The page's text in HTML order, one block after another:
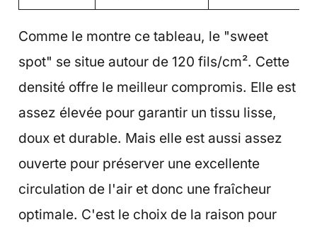
Comme le montre ce tableau, le "sweet
spot" se situe autour de 120 fils/cm². Cette
densité offre le meilleur compromis. Elle est
assez élevée pour garantir un tissu lisse,
doux et durable. Mais elle est aussi assez
ouverte pour préserver une excellente
circulation de l'air et donc une fraîcheur
optimale. C'est le choix de la raison pour